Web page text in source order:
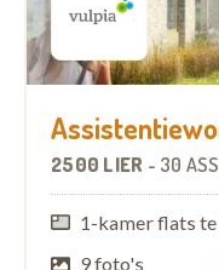
2500 LIER - 30
1-kamer flats
9 foto's